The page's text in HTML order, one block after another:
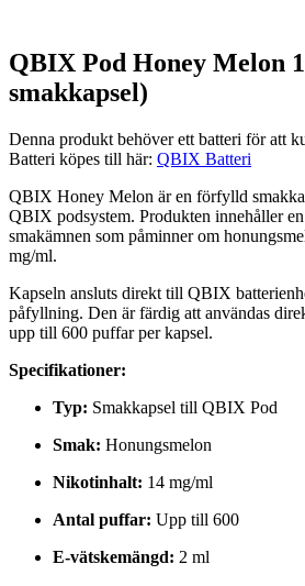
QBIX Pod Honey Melon
smakkapsel)
Denna produkt behöver ett batteri för att
Batteri köpes till här: QBIX Batteri
QBIX Honey Melon är en förfylld
QBIX podsystem. Produkten innehåller
smakämnen som påminner om
mg/ml.
Kapseln ansluts direkt till QBIX
påfyllning. Den är färdig att användas
upp till 600 puffar per kapsel.
Specifikationer:
Typ: Smakkapsel till QBIX Pod
Smak: Honungsmelon
Nikotinhalt: 14 mg/ml
Antal puffar: Upp till 600
E-vätskemängd: 2 ml